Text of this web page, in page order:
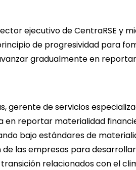
ejecutivo de CentraRSE y
de progresividad para
gradualmente en
gerente de servicios
en reportar materialidad
bajo estándares de
las empresas para
relacionados con el